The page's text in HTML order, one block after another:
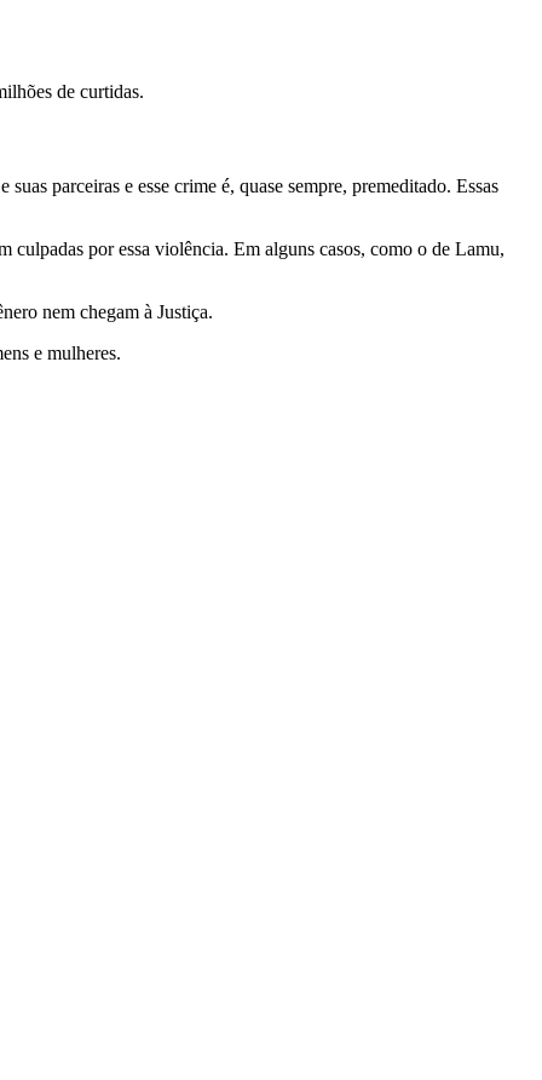
de curtidas.
parceiras e esse crime é, quase sempre, premeditado. Essas
culpadas por essa violência. Em alguns casos, como o de Lamu,
nem chegam à Justiça.
e mulheres.